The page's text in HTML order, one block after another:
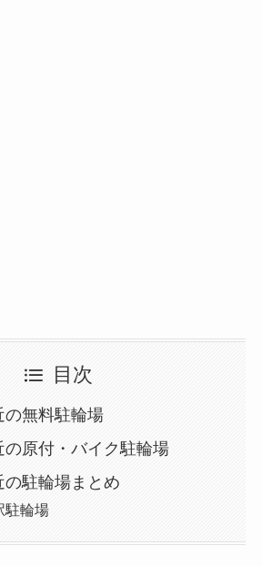
目次
の無料駐輪場
の原付・バイク駐輪場
駐輪場まとめ
輪場